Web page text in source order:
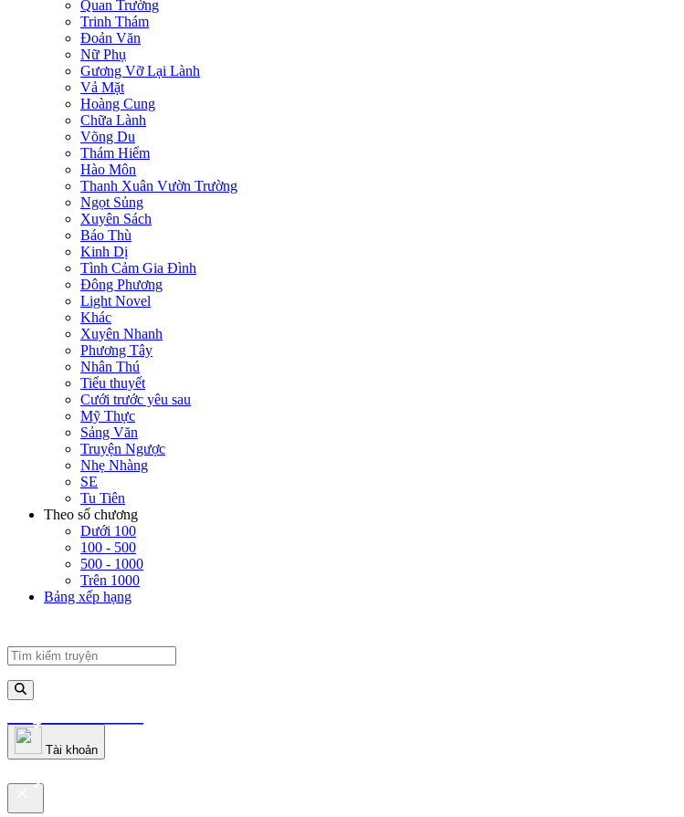
Quan Trường
Trinh Thám
Đoản Văn
Nữ Phụ
Gương Vỡ Lại Lành
Vả Mặt
Hoàng Cung
Chữa Lành
Võng Du
Thám Hiểm
Hào Môn
Thanh Xuân Vườn Trường
Ngọt Sủng
Xuyên Sách
Báo Thù
Kinh Dị
Tình Cảm Gia Đình
Đông Phương
Light Novel
Khác
Xuyên Nhanh
Phương Tây
Nhân Thú
Tiểu thuyết
Cưới trước yêu sau
Mỹ Thực
Sảng Văn
Truyện Ngược
Nhẹ Nhàng
SE
Tu Tiên
Theo số chương
Dưới 100
100 - 500
500 - 1000
Trên 1000
Bảng xếp hạng
truyenfullz.com
Tài khoản
truyenfullz.com